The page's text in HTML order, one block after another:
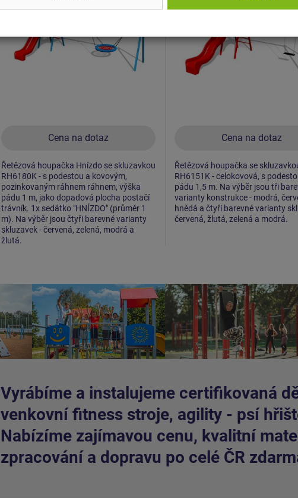
Cena na dotaz
Řetězová houpačka Hnízdo se skluzavkou
RH6180K - s podestou a kovovým,
pozinkovaným ráhnem ráhnem, výška
pádu 1 m, jako dopadová plocha postačí
trávník. 1x sedátko "HNÍZDO" (průměr 1
m). Na výběr jsou čtyři barevné varianty
skluzavek - červená, zelená, modrá a
žlutá.
Cena na dotaz
Řetězová houpačka se
RH6151K - celokovová, s
pádu 1,5 m. Na výběr jsou tři
varianty konstrukce - modrá,
hnědá a čtyři barevné varianty
červená, žlutá, zelená a modrá.
Vyrábíme a instalujeme certifikovaná
venkovní fitness stroje, agility - psí
Nabízíme zajímavou cenu, kvalitní
zpracování a dopravu po celé ČR